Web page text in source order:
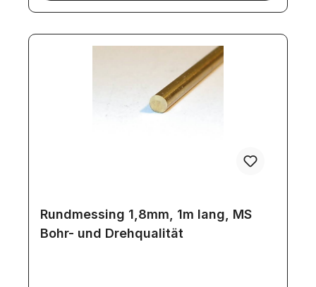
Rundmessing 1,8mm, 1m lang, MS
Bohr- und Drehqualität